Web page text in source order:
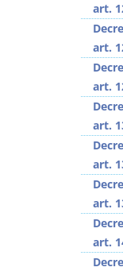
art.
art.
art.
art.
art.
art.
art.